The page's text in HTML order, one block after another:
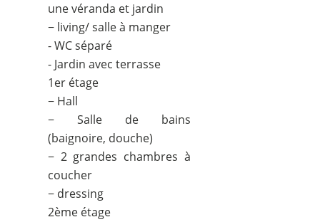
une véranda et jardin
− living/ salle à manger
- WC séparé
- Jardin avec terrasse
1er étage
− Hall
− Salle de bains
(baignoire, douche)
− 2 grandes chambres à
coucher
− dressing
2ème étage